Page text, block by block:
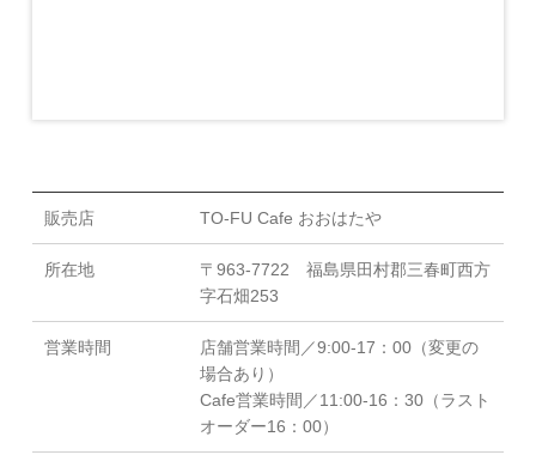
販売店 TO-FU Cafe おおはたや
所在地
〒963-7722 福島県田村郡三春町西方
字石畑253
営業時間
店舗営業時間／9:00-17：00（変更の
場合あり）
Cafe営業時間／11:00-16：30（ラスト
オーダー16：00）